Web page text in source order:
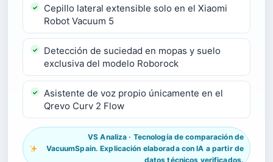
Cepillo lateral extensible solo en el Xiaomi
Robot Vacuum 5
Detección de suciedad en mopas y suelo
exclusiva del modelo Roborock
Asistente de voz propio únicamente en el
Qrevo Curv 2 Flow
VS Analiza · Tecnología de comparación de
VacuumSpain. Explicación elaborada con IA a partir de
datos técnicos verificados.